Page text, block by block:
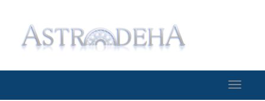
Toggle